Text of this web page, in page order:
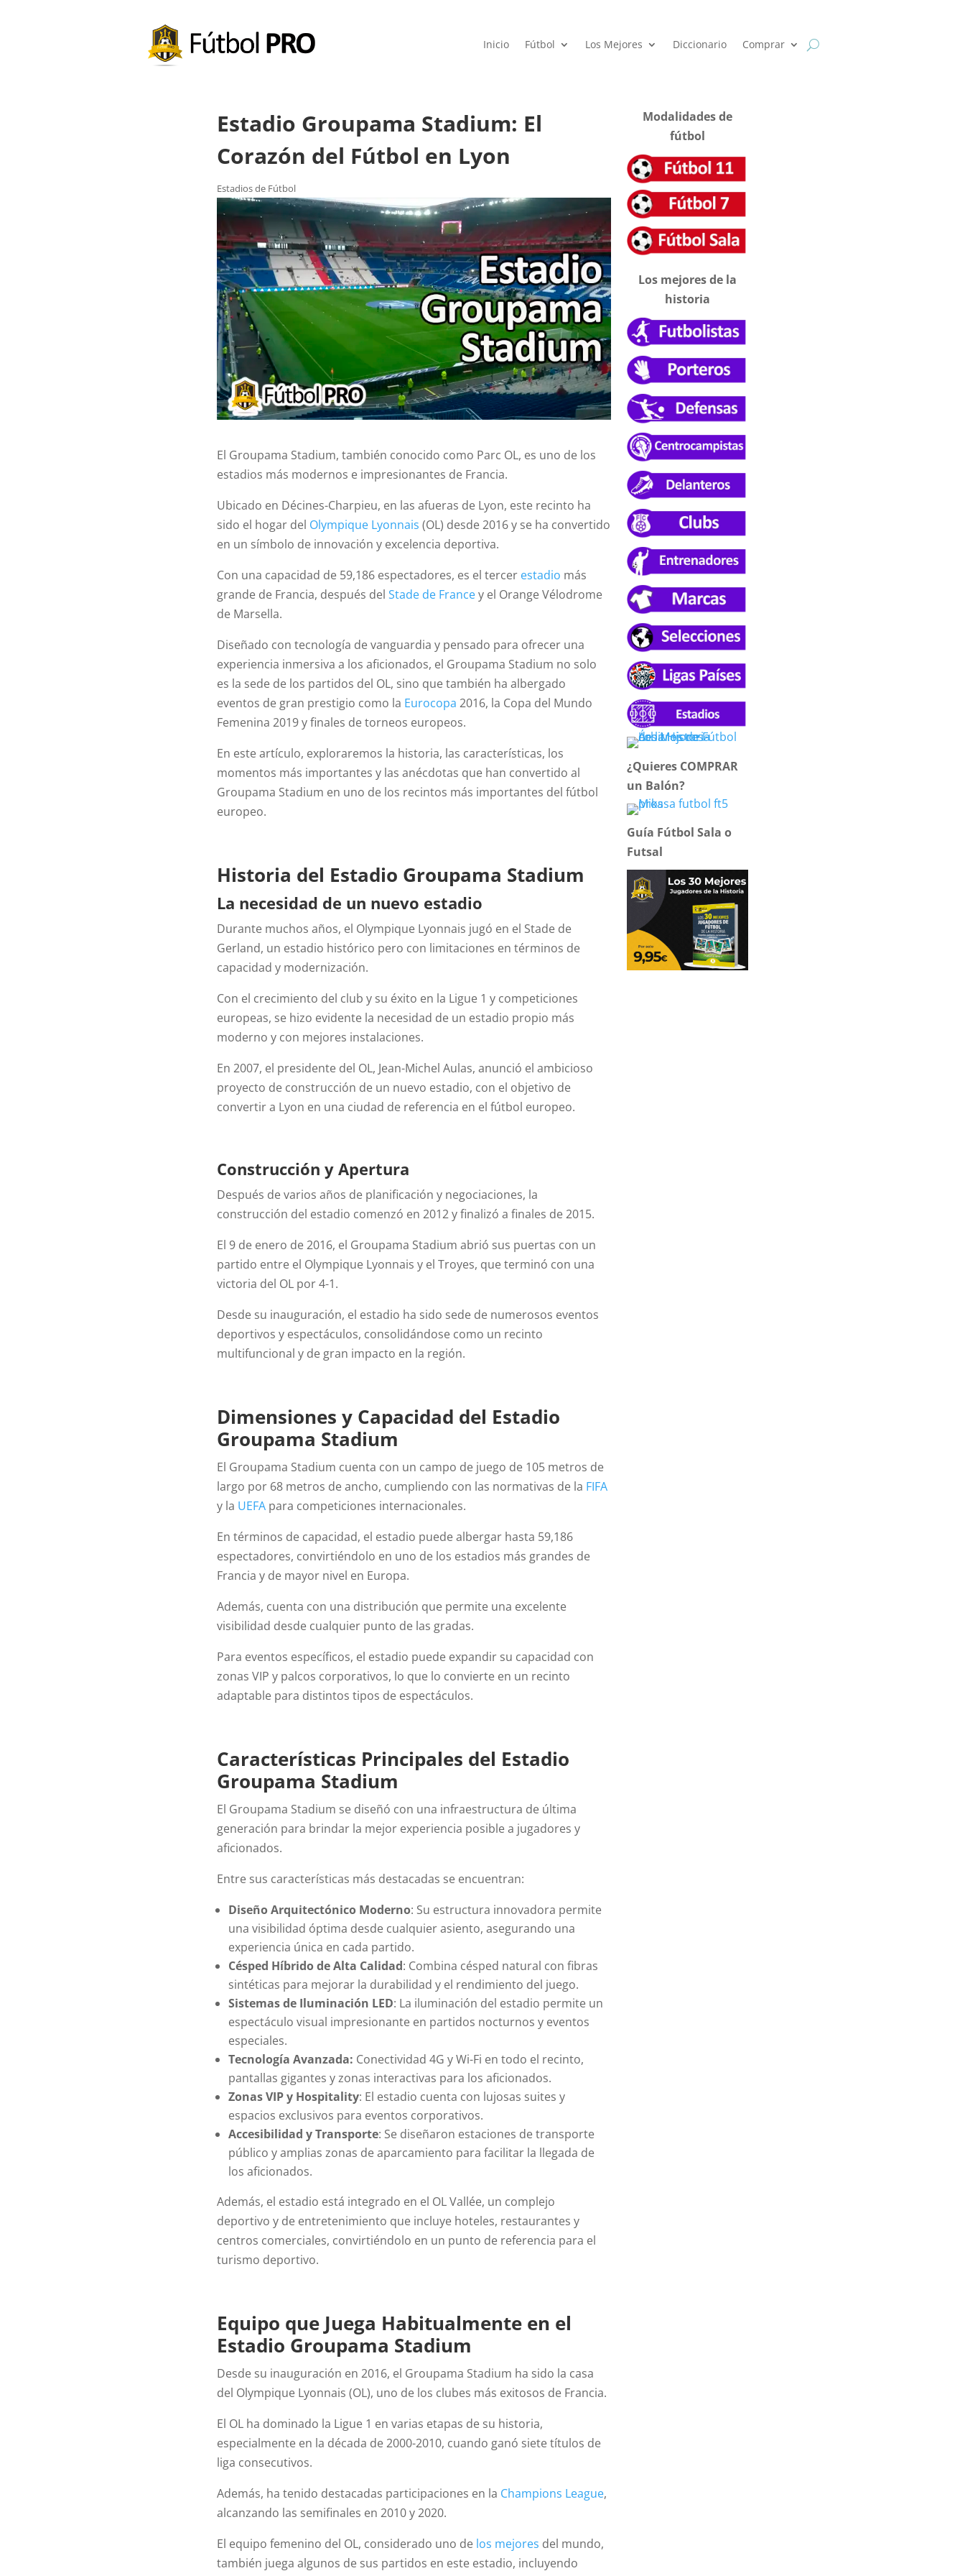
Inicio Fútbol Los Mejores Diccionario Comprar
Estadio Groupama Stadium: El
Corazón del Fútbol en Lyon
Estadios de Fútbol
El Groupama Stadium, también conocido como Parc OL, es uno de los
estadios más modernos e impresionantes de Francia.
Ubicado en Décines-Charpieu, en las afueras de Lyon, este recinto ha
sido el hogar del Olympique Lyonnais (OL) desde 2016 y se ha convertido
en un símbolo de innovación y excelencia deportiva.
Con una capacidad de 59,186 espectadores, es el tercer estadio más
grande de Francia, después delStade de Francey el Orange Vélodrome
de Marsella.
Diseñado con tecnología de vanguardia y pensado para ofrecer una
experiencia inmersiva a los aficionados, el Groupama Stadium no solo
es la sede de los partidos del OL, sino que también ha albergado
eventos de gran prestigio como la Eurocopa 2016, la Copa del Mundo
Femenina 2019 y finales de torneos europeos.
En este artículo, exploraremos la historia, las características, los
momentos más importantes y las anécdotas que han convertido al
Groupama Stadium en uno de los recintos más importantes del fútbol
europeo.
Historia del Estadio Groupama Stadium
La necesidad de un nuevo estadio
Durante muchos años, el Olympique Lyonnais jugó en el Stade de
Gerland, un estadio histórico pero con limitaciones en términos de
capacidad y modernización.
Con el crecimiento del club y su éxito en la Ligue 1 y competiciones
europeas, se hizo evidente la necesidad de un estadio propio más
moderno y con mejores instalaciones.
En 2007, el presidente del OL, Jean-Michel Aulas, anunció el ambicioso
proyecto de construcción de un nuevo estadio, con el objetivo de
convertir a Lyon en una ciudad de referencia en el fútbol europeo.
Construcción y Apertura
Después de varios años de planificación y negociaciones, la
construcción del estadio comenzó en 2012 y finalizó a finales de 2015.
El 9 de enero de 2016, el Groupama Stadium abrió sus puertas con un
partido entre el Olympique Lyonnais y el Troyes, que terminó con una
victoria del OL por 4-1.
Desde su inauguración, el estadio ha sido sede de numerosos eventos
deportivos y espectáculos, consolidándose como un recinto
multifuncional y de gran impacto en la región.
Dimensiones y Capacidad del Estadio
Groupama Stadium
El Groupama Stadium cuenta con un campo de juego de 105 metros de
largo por 68 metros de ancho, cumpliendo con las normativas de la FIFA
y la UEFA para competiciones internacionales.
En términos de capacidad, el estadio puede albergar hasta 59,186
espectadores, convirtiéndolo en uno de los estadios más grandes de
Francia y de mayor nivel en Europa.
Además, cuenta con una distribución que permite una excelente
visibilidad desde cualquier punto de las gradas.
Para eventos específicos, el estadio puede expandir su capacidad con
zonas VIP y palcos corporativos, lo que lo convierte en un recinto
adaptable para distintos tipos de espectáculos.
Características Principales del Estadio
Groupama Stadium
El Groupama Stadium se diseñó con una infraestructura de última
generación para brindar la mejor experiencia posible a jugadores y
aficionados.
Entre sus características más destacadas se encuentran:
Diseño Arquitectónico Moderno: Su estructura innovadora permite
una visibilidad óptima desde cualquier asiento, asegurando una
experiencia única en cada partido.
Césped Híbrido de Alta Calidad: Combina césped natural con fibras
sintéticas para mejorar la durabilidad y el rendimiento del juego.
Sistemas de Iluminación LED: La iluminación del estadio permite un
espectáculo visual impresionante en partidos nocturnos y eventos
especiales.
Tecnología Avanzada: Conectividad 4G y Wi-Fi en todo el recinto,
pantallas gigantes y zonas interactivas para los aficionados.
Zonas VIP y Hospitality: El estadio cuenta con lujosas suites y
espacios exclusivos para eventos corporativos.
Accesibilidad y Transporte: Se diseñaron estaciones de transporte
público y amplias zonas de aparcamiento para facilitar la llegada de
los aficionados.
Además, el estadio está integrado en el OL Vallée, un complejo
deportivo y de entretenimiento que incluye hoteles, restaurantes y
centros comerciales, convirtiéndolo en un punto de referencia para el
turismo deportivo.
Equipo que Juega Habitualmente en el
Estadio Groupama Stadium
Desde su inauguración en 2016, el Groupama Stadium ha sido la casa
del Olympique Lyonnais (OL), uno de los clubes más exitosos de Francia.
El OL ha dominado la Ligue 1 en varias etapas de su historia,
especialmente en la década de 2000-2010, cuando ganó siete títulos de
liga consecutivos.
Además, ha tenido destacadas participaciones en la Champions League,
alcanzando las semifinales en 2010 y 2020.
El equipo femenino del OL, considerado uno de los mejores del mundo,
también juega algunos de sus partidos en este estadio, incluyendo
Modalidades de
fútbol
Los mejores de la
historia
¿Quieres COMPRAR
un Balón?
Guía Fútbol Sala o
Futsal